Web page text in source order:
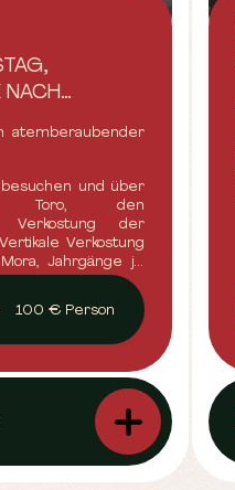
NACH
atemberaubender
und über
Toro, den
Verkostung der
Verkostung
Jahrgänge je
Abschluss bildet
100 € Person